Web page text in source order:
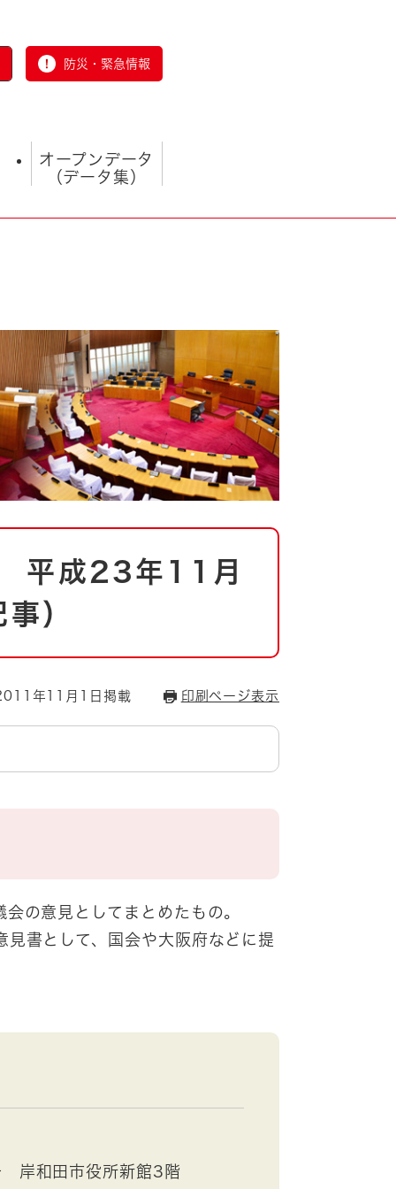
防災・緊急情報
オープンデータ
（データ集）
平成23年11月
）
年11月1日掲載 印刷ページ表示
の意見としてまとめたもの。
書として、国会や大阪府などに提
岸和田市役所新館3階